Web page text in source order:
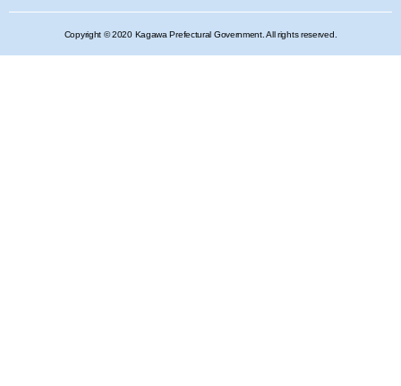
Copyright © 2020 Kagawa Prefectural Government. All rights reserved.